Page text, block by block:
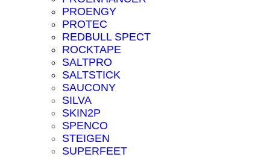
PROENGY
PROTEC
REDBULL SPECT
ROCKTAPE
SALTPRO
SALTSTICK
SAUCONY
SILVA
SKIN2P
SPENCO
STEIGEN
SUPERFEET